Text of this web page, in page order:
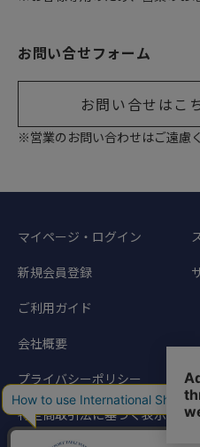
お問い合せフォーム
お問い合せはこ
※営業のお問い合わせはご遠慮
マイページ・ログイン
新規会員登録
ご利用ガイド
会社概要
プライバシーポリシー
特定商取引法に基づく表示